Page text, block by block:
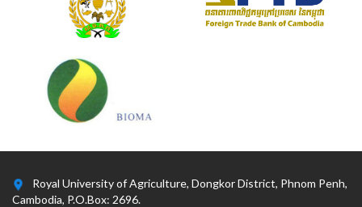
Royal University of Agriculture, Dongkor District, Phnom Penh,
Cambodia, P.O.Box: 2696.